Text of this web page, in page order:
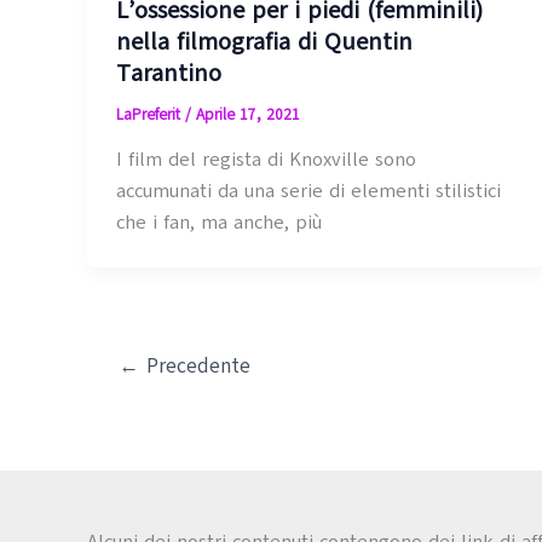
L’ossessione per i piedi (femminili)
nella filmografia di Quentin
Tarantino
LaPreferit/ Aprile 17, 2021
I film del regista di Knoxville sono
accumunati da una serie di elementi stilistici
che i fan, ma anche, più
← Precedente